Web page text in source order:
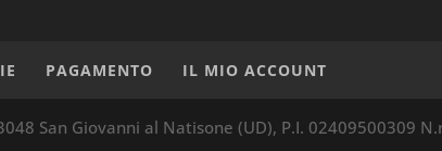
PAGAMENTO IL MIO ACCOUNT
San Giovanni al Natisone (UD), P.I. 02409500309